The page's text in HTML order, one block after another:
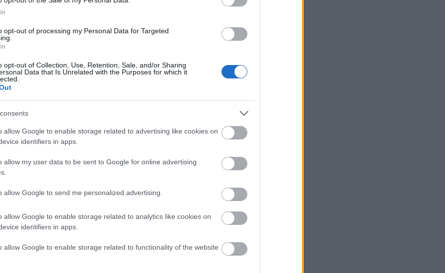
opt-out of processing my Personal Data for Targeted
opt-out of Collection, Use, Retention, Sale, and/or Sharing
Data that Is Unrelated with the Purposes for which it
allow Google to enable storage related to advertising like cookies on
identifiers in apps.
allow my user data to be sent to Google for online advertising
allow Google to send me personalized advertising.
allow Google to enable storage related to analytics like cookies on
identifiers in apps.
allow Google to enable storage related to functionality of the website
Κυριακή